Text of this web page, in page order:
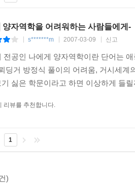
양자역학을 어려워하는 사람들에게-
s*******m 2007-03-09 신고
전공인 나에게 양자역학이란 단어는
딩거 방정식 풀이의 어려움, 거시세
싫은 학문이라고 하면 이상하게 들
리뷰를 추천합니다.
1
)